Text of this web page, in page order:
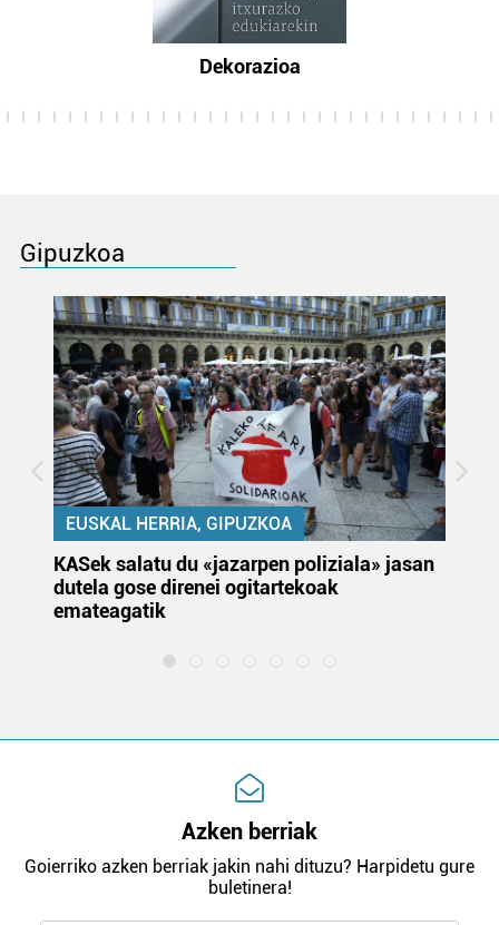
Dekorazioa
Gipuzkoa
EUSKAL HERRIA, GIPUZKOA
KASek salatu du «jazarpen poliziala» jasan
dutela gose direnei ogitartekoak
emateagatik
Azken berriak
Goierriko azken berriak jakin nahi dituzu? Harpidetu gure
buletinera!